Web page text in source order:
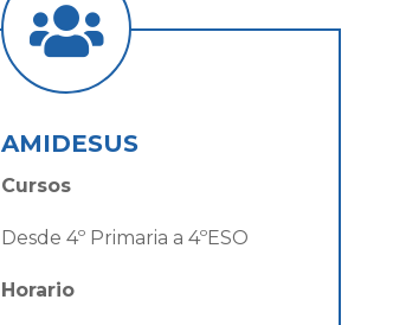

AMIDESUS
Cursos
Desde 4º Primaria a 4ºESO
Horario